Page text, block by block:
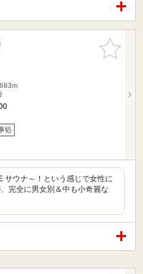
お気に入
りに追加
処
サウナ～！という感じで女性に
完全に男女別＆中も小奇麗な